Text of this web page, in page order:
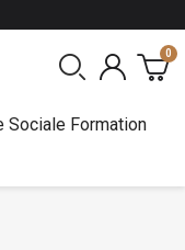
Sociale Formation